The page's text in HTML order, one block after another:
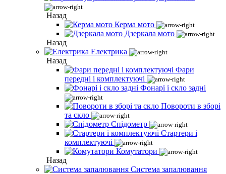
Назад
Керма мото
Дзеркала мото
Назад
Електрика
Назад
Фари
передні і комплектуючі
Фонарі і скло задні
Повороти в зборі
та скло
Спідометр
Стартери і
комплектуючі
Комутатори
Назад
Система запалювання